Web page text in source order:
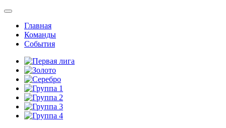
Главная
Команды
События